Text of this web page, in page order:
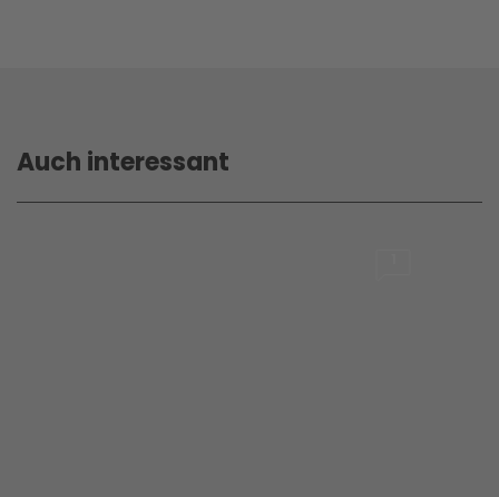
Auch interessant